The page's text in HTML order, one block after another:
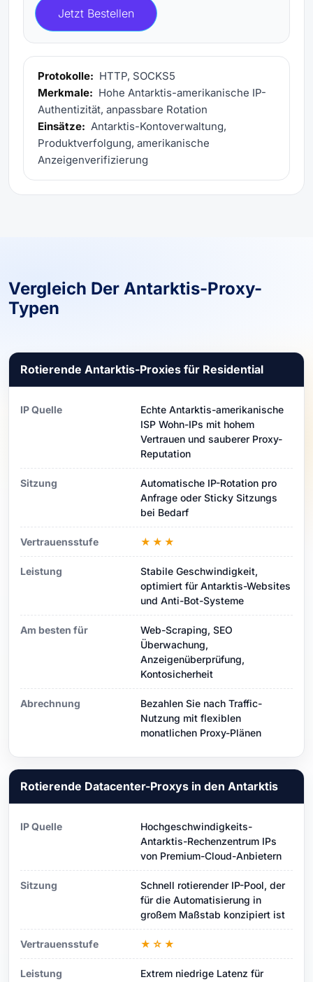
Jetzt Bestellen
Protokolle: HTTP, SOCKS5
Merkmale: Hohe Antarktis-amerikanische IP-
Authentizität, anpassbare Rotation
Einsätze: Antarktis-Kontoverwaltung,
Produktverfolgung, amerikanische
Anzeigenverifizierung
Vergleich Der Antarktis-Proxy-
Typen
Rotierende Antarktis-Proxies für Residential
IP Quelle
Echte Antarktis-amerikanische
ISP Wohn-IPs mit hohem
Vertrauen und sauberer Proxy-
Reputation
Sitzung
Automatische IP-Rotation pro
Anfrage oder Sticky Sitzungs
bei Bedarf
Vertrauensstufe ★★★
Leistung
Stabile Geschwindigkeit,
optimiert für Antarktis-Websites
und Anti-Bot-Systeme
Am besten für
Web-Scraping, SEO
Überwachung,
Anzeigenüberprüfung,
Kontosicherheit
Abrechnung
Bezahlen Sie nach Traffic-
Nutzung mit flexiblen
monatlichen Proxy-Plänen
Rotierende Datacenter-Proxys in den Antarktis
IP Quelle
Hochgeschwindigkeits-
Antarktis-Rechenzentrum IPs
von Premium-Cloud-Anbietern
Sitzung
Schnell rotierender IP-Pool, der
für die Automatisierung in
großem Maßstab konzipiert ist
Vertrauensstufe ★☆★
Leistung
Extrem niedrige Latenz für